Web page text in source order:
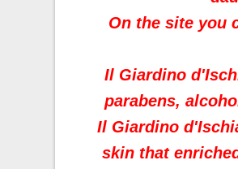
On the site you
Il Giardino
parabens,
Il Giardino
skin that